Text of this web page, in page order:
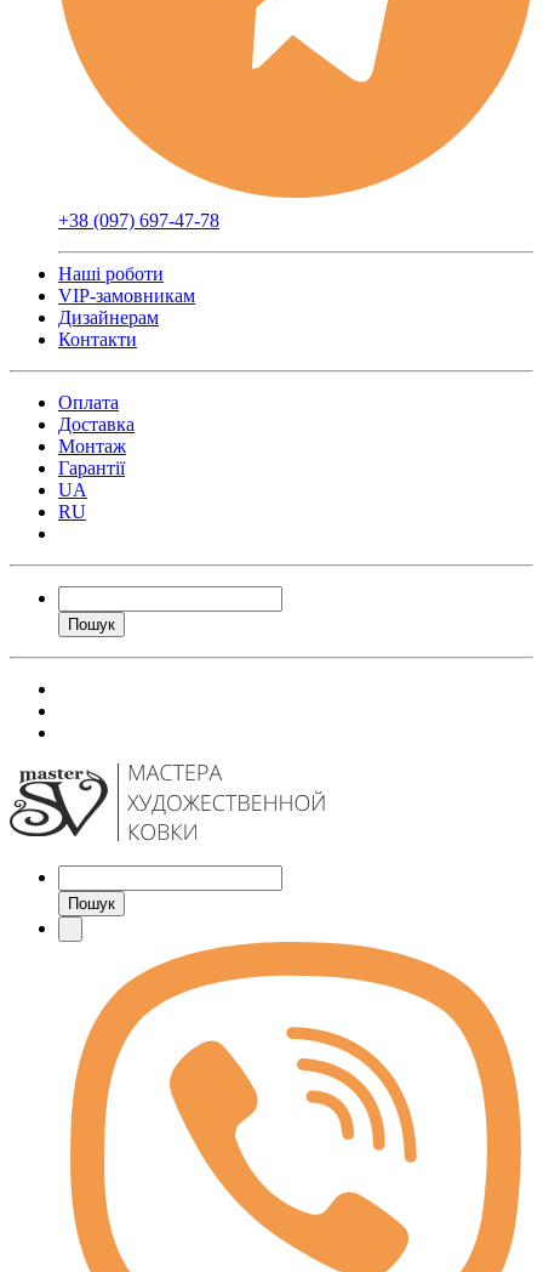
+38 (097) 697-47-78
Наші роботи
VIP-замовникам
Дизайнерам
Контакти
Оплата
Доставка
Монтаж
Гарантії
UA
RU
Пошук
Пошук